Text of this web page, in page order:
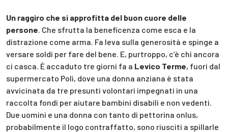
Un raggiro che si approfitta del buon cuore delle
persone . Che sfrutta la beneficenza come esca e la
distrazione come arma. Fa leva sulla generosità e spinge a
versare soldi per fare del bene. E, purtroppo, c’è chi ancora
ci casca. È accaduto tre giorni fa a Levico Terme, fuori dal
supermercato Poli, dove una donna anziana è stata
avvicinata da tre presunti volontari impegnati in una
raccolta fondi per aiutare bambini disabili e non vedenti.
Due uomini e una donna con tanto di pettorina onlus,
probabilmente il logo contraffatto, sono riusciti a spillarle